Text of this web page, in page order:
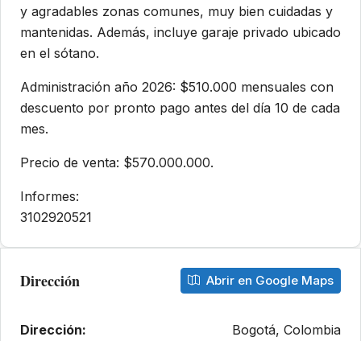
y agradables zonas comunes, muy bien cuidadas y
mantenidas. Además, incluye garaje privado ubicado
en el sótano.
Administración año 2026: $510.000 mensuales con
descuento por pronto pago antes del día 10 de cada
mes.
Precio de venta: $570.000.000.
Informes:
3102920521
Dirección Abrir en Google Maps
Dirección: Bogotá, Colombia